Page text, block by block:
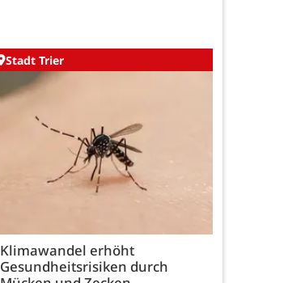
Stadt Trier
Klimawandel erhöht
Gesundheitsrisiken durch